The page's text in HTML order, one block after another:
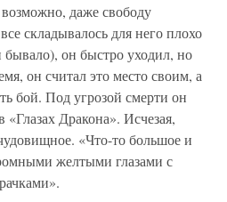
даже свободу
складывалось для него плохо
он быстро уходил, но
он считал это место своим, а
бой. Под угрозой смерти он
«Глазах Дракона». Исчезая,
«Что-то большое и
желтыми глазами с